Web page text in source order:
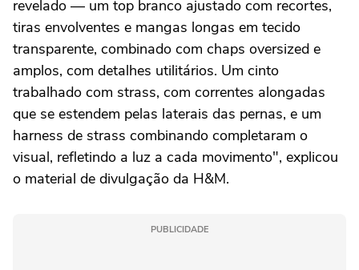
revelado — um top branco ajustado com recortes,
tiras envolventes e mangas longas em tecido
transparente, combinado com chaps oversized e
amplos, com detalhes utilitários. Um cinto
trabalhado com strass, com correntes alongadas
que se estendem pelas laterais das pernas, e um
harness de strass combinando completaram o
visual, refletindo a luz a cada movimento", explicou
o material de divulgação da H&M.
PUBLICIDADE